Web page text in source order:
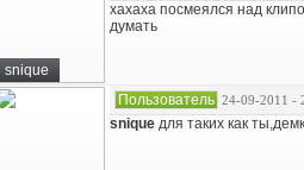
snique
хахаха посмеялся над
думать
Пользователь 24-09-2011 -
snique для таких как